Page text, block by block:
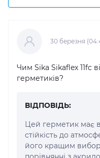
30 березня
Чим Sika Sikaflex 11fc
герметиків?
ВІДПОВІДЬ:
Цей герметик має
стійкість до
його кращим